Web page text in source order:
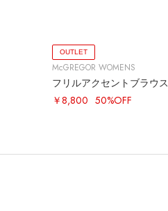
OUTLET
McGREGOR WOMENS
フリルアクセントブラウス
￥8,800 50%OFF